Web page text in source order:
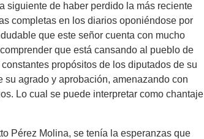
siguiente de haber perdido la más reciente
completas en los diarios oponiéndose por
que este señor cuenta con mucho
que está cansando al pueblo de
propósitos de los diputados de su
agrado y aprobación, amenazando con
Lo cual se puede interpretar como chantaje
Pérez Molina, se tenía la esperanzas que